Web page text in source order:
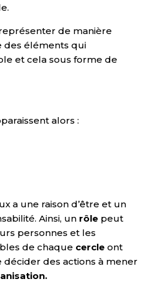
de manière
éléments qui
et cela sous forme de
alors :
a une raison d’être et un
Ainsi, un rôlepeut
personnes et les
de chaque cercleont
décider des actions à mener